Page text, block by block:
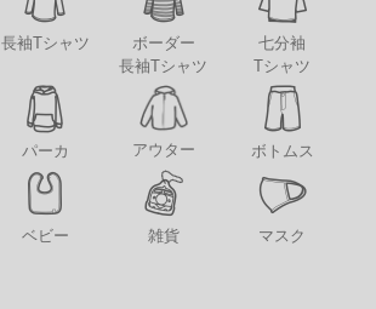
長袖Tシャツ
ボーダー
長袖Tシャツ
七分袖
Tシャツ
パーカ アウター ボトムス
ベビー 雑貨 マスク